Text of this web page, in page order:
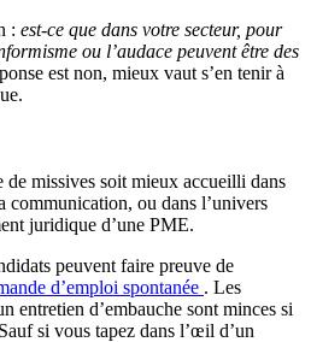
: est-ce que dans votre secteur, pour
ou l’audace peuvent être des
est non, mieux vaut s’en tenir à
missives soit mieux accueilli dans
communication, ou dans l’univers
juridique d’une PME.
peuvent faire preuve de
d’emploi spontanée . Les
entretien d’embauche sont minces si
si vous tapez dans l’œil d’un